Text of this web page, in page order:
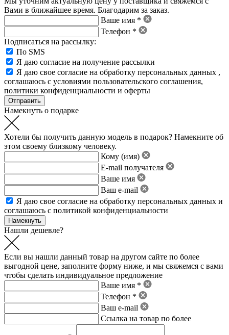
Вами в ближайшее время. Благодарим за заказ.
Ваше имя *
Телефон *
Подписаться на рассылку:
По SMS
Я даю согласие на получение рассылки
Я даю свое согласие на обработку персональных данных ,
соглашаюсь с условиями пользовательского соглашения,
политики конфиденциальности и оферты
Намекнуть о подарке
Хотели бы получить данную модель в подарок? Намекните об
этом своему близкому человеку.
Кому (имя)
E-mail получателя
Ваше имя
Ваш e-mail
Я даю свое согласие на обработку персональных данных и
соглашаюсь с политикой конфиденциальности
Нашли дешевле?
Если вы нашли данный товар на другом сайте по более
выгодной цене, заполните форму ниже, и мы свяжемся с вами
чтобы сделать индивидуальное предложение
Ваше имя *
Телефон *
Ваш e-mail
Ссылка на товар по более